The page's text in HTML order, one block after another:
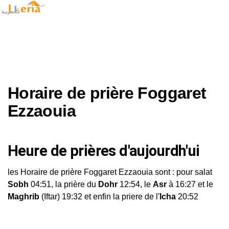
Horaire de prière Foggaret
Ezzaouia
Heure de prières d'aujourdh'ui
les Horaire de prière Foggaret Ezzaouia sont : pour salat
Sobh 04:51, la prière du Dohr 12:54, le Asr à 16:27 et le
Maghrib (Iftar) 19:32 et enfin la priere de l' Icha 20:52